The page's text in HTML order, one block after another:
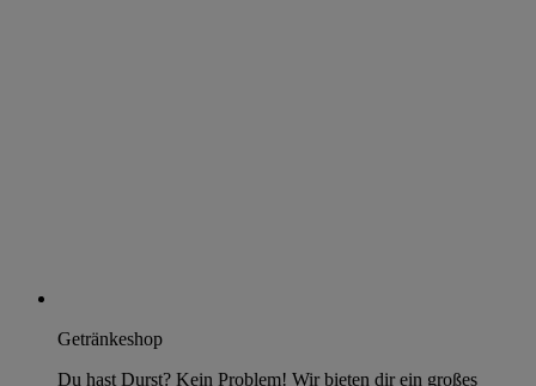
Getränkeshop
Du hast Durst? Kein Problem! Wir bieten dir ein großes